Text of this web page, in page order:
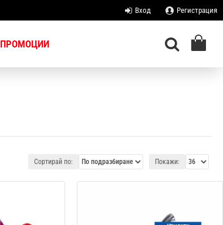
Вход Регистрация
ПРОМОЦИИ
Сортирай по: Покажи: